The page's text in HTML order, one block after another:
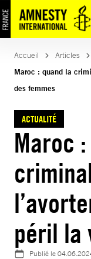
Aller
au
contenu
Accueil Articles
Maroc : quand la
des femmes
ACTUALITÉ
Maroc
péril la
Publié le